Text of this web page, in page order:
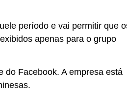
período e vai permitir que
apenas para o grupo
do Facebook. A empresa está